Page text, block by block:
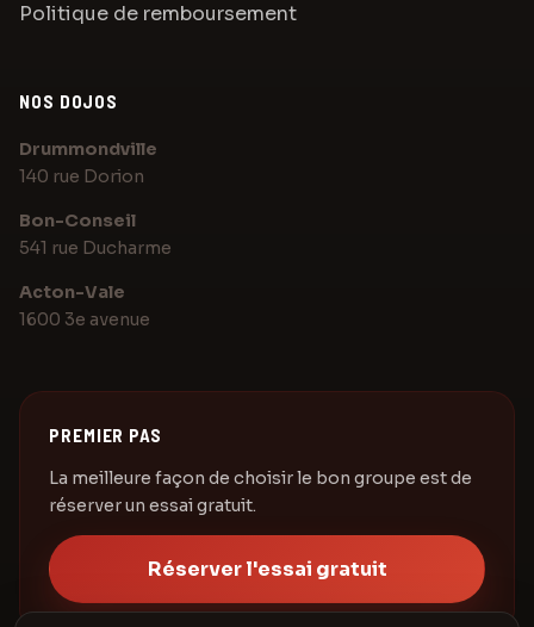
Politique de remboursement
NOS DOJOS
Drummondville
140 rue Dorion
Bon-Conseil
541 rue Ducharme
Acton-Vale
1600 3e avenue
PREMIER PAS
La meilleure façon de choisir le bon groupe est de
réserver un essai gratuit.
Réserver l'essai gratuit
Assistant Karaté Elite
Karaté Elite Drummondville.